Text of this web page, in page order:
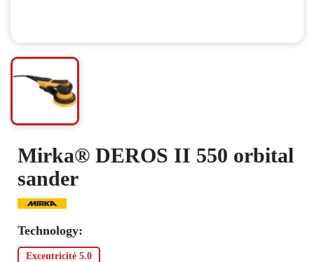
Mirka® DEROS II 550 orbital
sander
Technology:
Excentricité 5.0